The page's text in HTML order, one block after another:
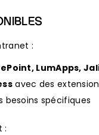
:
LumApps,
avec des
besoins spécifiques
: